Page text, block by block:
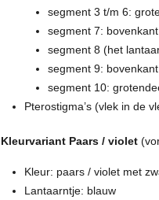
segment 3 t/m 6:
segment 7:
segment 8 (het
segment 9:
segment 10:
Pterostigma’s (vlek in de
Kleurvariant Paars / violet
Kleur: paars / violet met
Lantaarntje: blauw